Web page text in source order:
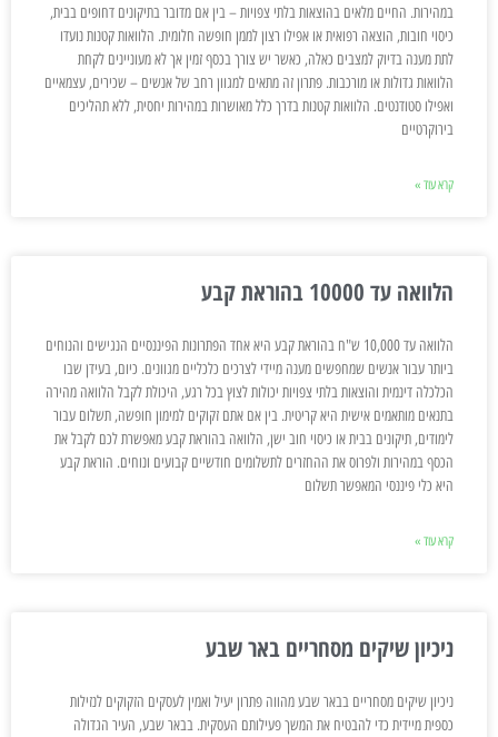
במהירות. החיים מלאים בהוצאות בלתי צפויות – בין אם מדובר בתיקונים דחופים בבית,
כיסוי חובות, הוצאה רפואית או אפילו רצון לממן חופשה חלומית. הלוואות קטנות נועדו
לתת מענה בדיוק למצבים כאלה, כאשר יש צורך בכסף זמין אך לא מעוניינים לקחת
הלוואות גדולות או מורכבות. פתרון זה מתאים למגוון רחב של אנשים – שכירים, עצמאיים
ואפילו סטודנטים. הלוואות קטנות בדרך כלל מאושרות במהירות יחסית, ללא תהליכים
בירוקרטיים
קרא עוד »
הלוואה עד 10000 בהוראת קבע
הלוואה עד 10,000 ש"ח בהוראת קבע היא אחד הפתרונות הפיננסיים הנגישים והנוחים
ביותר עבור אנשים שמחפשים מענה מיידי לצרכים כלכליים מגוונים. כיום, בעידן שבו
הכלכלה דינמית והוצאות בלתי צפויות יכולות לצוץ בכל רגע, היכולת לקבל הלוואה מהירה
בתנאים מותאמים אישית היא קריטית. בין אם אתם זקוקים למימון חופשה, תשלום עבור
לימודים, תיקונים בבית או כיסוי חוב ישן, הלוואה בהוראת קבע מאפשרת לכם לקבל את
הכסף במהירות ולפרוס את ההחזרים לתשלומים חודשיים קבועים ונוחים. הוראת קבע
היא כלי פיננסי המאפשר תשלום
קרא עוד »
ניכיון שיקים מסחריים באר שבע
ניכיון שיקים מסחריים בבאר שבע מהווה פתרון יעיל ואמין לעסקים הזקוקים לנזילות
כספית מיידית כדי להבטיח את המשך פעילותם העסקית. בבאר שבע, העיר הגדולה